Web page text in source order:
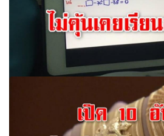
สำรวจพบ “นร.-ครู-ผู้ปกครอง” 70%
ต้องปรับ “ครู” เป็นผู้สนับสนุนการเรีย